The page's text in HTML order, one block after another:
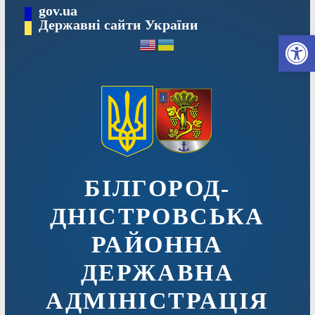
вмісту
gov.ua
Державні сайти України
БІЛГОРОД-
ДНІСТРОВСЬКА
РАЙОННА
ДЕРЖАВНА
АДМІНІСТРАЦІЯ